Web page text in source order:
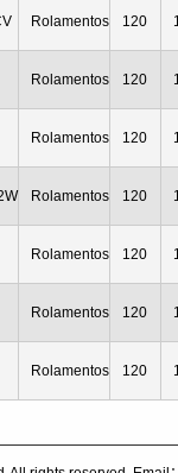
Rolamentos 120
Rolamentos 120
Rolamentos 120
Rolamentos 120
Rolamentos 120
Rolamentos 120
Rolamentos 120